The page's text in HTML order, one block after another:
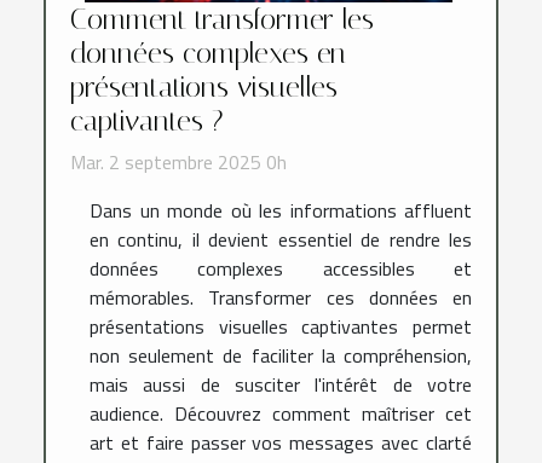
Comment transformer les
données complexes en
présentations visuelles
captivantes ?
Mar. 2 septembre 2025 0h
Dans un monde où les informations affluent
en continu, il devient essentiel de rendre les
données complexes accessibles et
mémorables. Transformer ces données en
présentations visuelles captivantes permet
non seulement de faciliter la compréhension,
mais aussi de susciter l'intérêt de votre
audience. Découvrez comment maîtriser cet
art et faire passer vos messages avec clarté